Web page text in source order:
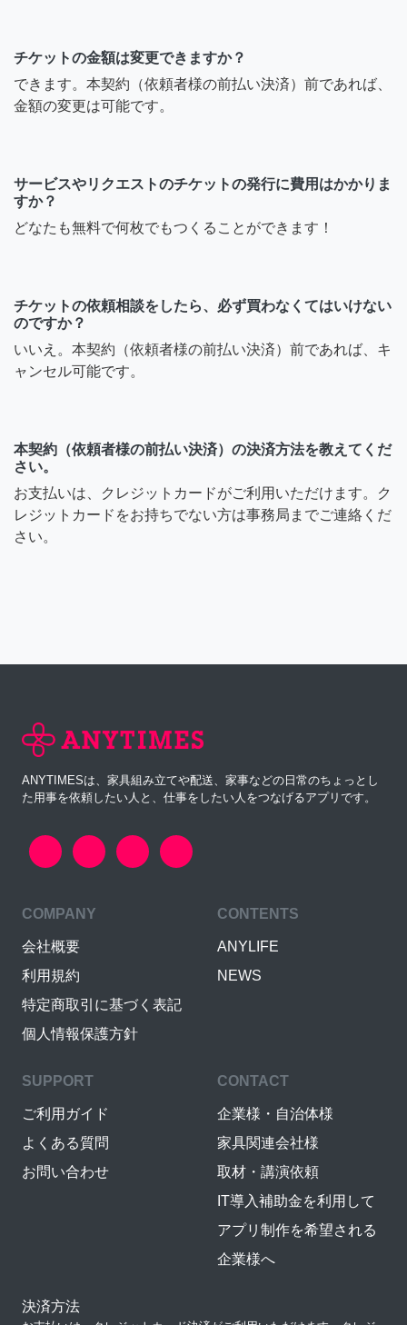
チケットの金額は変更できますか？
できます。本契約（依頼者様の前払い決済）前であれば、
金額の変更は可能です。
サービスやリクエストのチケットの発行に費用はかかりま
すか？
どなたも無料で何枚でもつくることができます！
チケットの依頼相談をしたら、必ず買わなくてはいけない
のですか？
いいえ。本契約（依頼者様の前払い決済）前であれば、キ
ャンセル可能です。
本契約（依頼者様の前払い決済）の決済方法を教えてくだ
さい。
お支払いは、クレジットカードがご利用いただけます。ク
レジットカードをお持ちでない方は事務局までご連絡くだ
さい。
ANYTIMESは、家具組み立てや配送、家事などの日常のちょっとし
た用事を依頼したい人と、仕事をしたい人をつなげるアプリです。
COMPANY
会社概要
利用規約
特定商取引に基づく表記
個人情報保護方針
CONTENTS
ANYLIFE
NEWS
SUPPORT
ご利用ガイド
よくある質問
お問い合わせ
CONTACT
企業様・自治体様
家具関連会社様
取材・講演依頼
IT導入補助金を利用して
アプリ制作を希望される
企業様へ
決済方法